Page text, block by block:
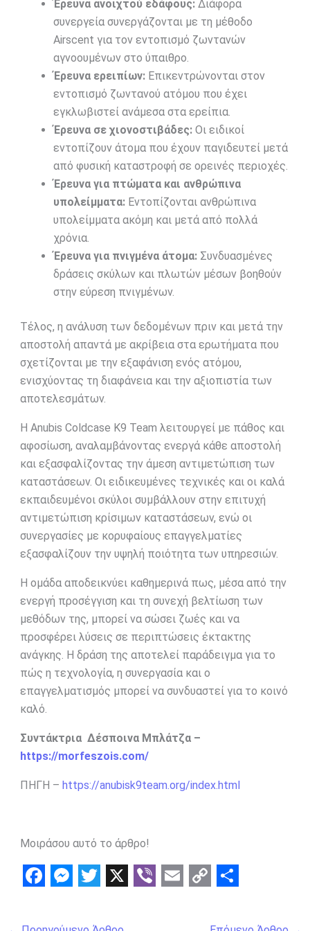
Έρευνα ανοιχτού εδάφους:Διάφορα
συνεργεία συνεργάζονται με τη μέθοδο
Airscent για τον εντοπισμό ζωντανών
αγνοουμένων στο ύπαιθρο.
Έρευνα ερειπίων:Επικεντρώνονται στον
εντοπισμό ζωντανού ατόμου που έχει
εγκλωβιστεί ανάμεσα στα ερείπια.
Έρευνα σε χιονοστιβάδες:Οι ειδικοί
εντοπίζουν άτομα που έχουν παγιδευτεί μετά
από φυσική καταστροφή σε ορεινές περιοχές.
Έρευνα για πτώματα και ανθρώπινα
υπολείμματα:Εντοπίζονται ανθρώπινα
υπολείμματα ακόμη και μετά από πολλά
χρόνια.
Έρευνα για πνιγμένα άτομα:Συνδυασμένες
δράσεις σκύλων και πλωτών μέσων βοηθούν
στην εύρεση πνιγμένων.
Τέλος, η ανάλυση των δεδομένων πριν και μετά την
αποστολή απαντά με ακρίβεια στα ερωτήματα που
σχετίζονται με την εξαφάνιση ενός ατόμου,
ενισχύοντας τη διαφάνεια και την αξιοπιστία των
αποτελεσμάτων.
Η Anubis Coldcase K9 Team λειτουργεί με πάθος και
αφοσίωση, αναλαμβάνοντας ενεργά κάθε αποστολή
και εξασφαλίζοντας την άμεση αντιμετώπιση των
καταστάσεων. Οι ειδικευμένες τεχνικές και οι καλά
εκπαιδευμένοι σκύλοι συμβάλλουν στην επιτυχή
αντιμετώπιση κρίσιμων καταστάσεων, ενώ οι
συνεργασίες με κορυφαίους επαγγελματίες
εξασφαλίζουν την υψηλή ποιότητα των υπηρεσιών.
Η ομάδα αποδεικνύει καθημερινά πως, μέσα από την
ενεργή προσέγγιση και τη συνεχή βελτίωση των
μεθόδων της, μπορεί να σώσει ζωές και να
προσφέρει λύσεις σε περιπτώσεις έκτακτης
ανάγκης. Η δράση της αποτελεί παράδειγμα για το
πώς η τεχνολογία, η συνεργασία και ο
επαγγελματισμός μπορεί να συνδυαστεί για το κοινό
καλό.
Συντάκτρια Δέσποινα Μπλάτζα –
https://morfeszois.com/
ΠΗΓΗ – https://anubisk9team.org/index.html
Μοιράσου αυτό το άρθρο!
a
w
h